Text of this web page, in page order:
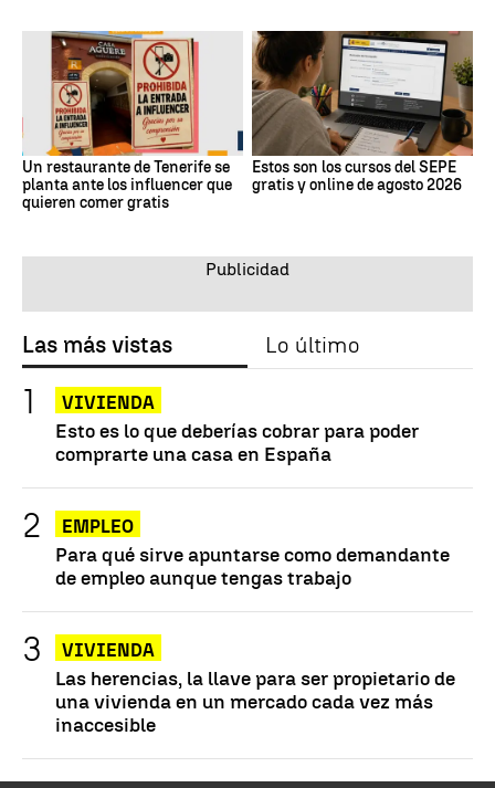
Un restaurante de Tenerife se
planta ante los influencer que
quieren comer gratis
Estos son los cursos del SEPE
gratis y online de agosto 2026
Las más vistas Lo último
VIVIENDA
Esto es lo que deberías cobrar para poder
comprarte una casa en España
EMPLEO
Para qué sirve apuntarse como demandante
de empleo aunque tengas trabajo
VIVIENDA
Las herencias, la llave para ser propietario de
una vivienda en un mercado cada vez más
inaccesible